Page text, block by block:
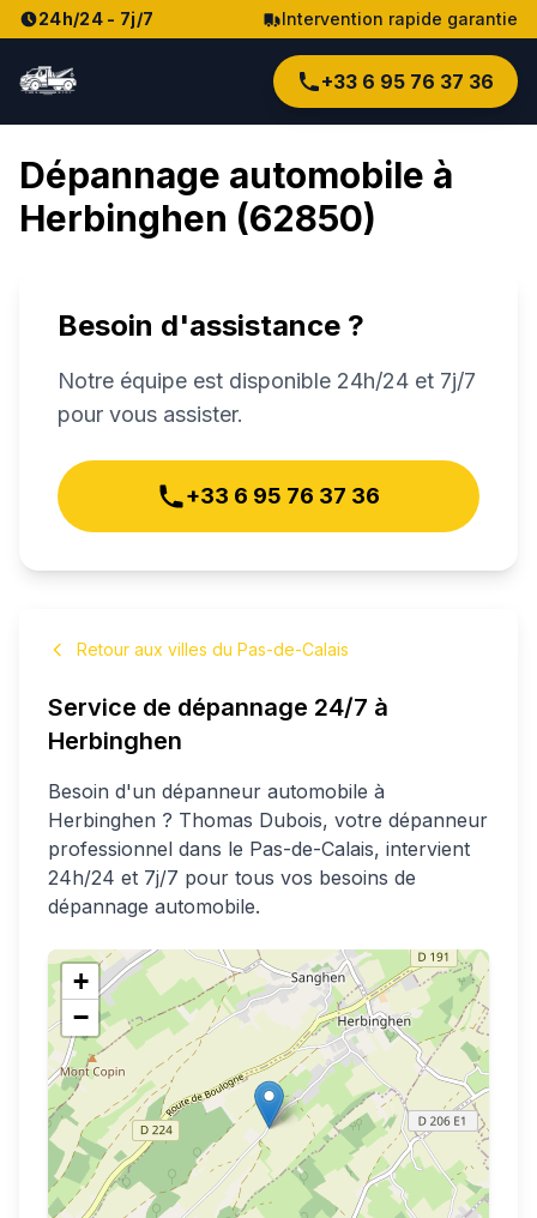
24h/24 - 7j/7 Intervention rapide garantie
+33 6 95 76 37 36
Dépannage automobile à
Herbinghen (62850)
Besoin d'assistance ?
Notre équipe est disponible 24h/24 et 7j/7
pour vous assister.
+33 6 95 76 37 36
Retour aux villes du Pas-de-Calais
Service de dépannage 24/7 à
Herbinghen
Besoin d'un dépanneur automobile à
Herbinghen ? Thomas Dubois, votre dépanneur
professionnel dans le Pas-de-Calais, intervient
24h/24 et 7j/7 pour tous vos besoins de
dépannage automobile.
+
−